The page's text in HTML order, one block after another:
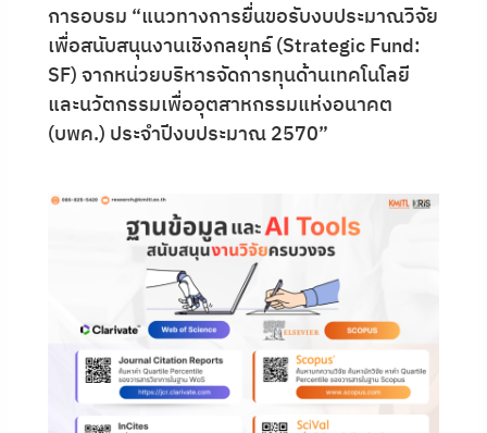
การอบรม “แนวทางการยื่นขอรับงบประมาณวิจัย
เพื่อสนับสนุนงานเชิงกลยุทธ์ (Strategic Fund:
SF) จากหน่วยบริหารจัดการทุนด้านเทคโนโลยี
และนวัตกรรมเพื่ออุตสาหกรรมแห่งอนาคต
(บพค.) ประจำปีงบประมาณ 2570”